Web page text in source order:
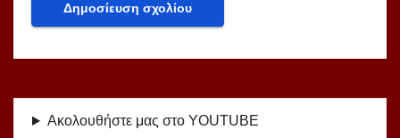
Ακολουθήστε μας στο YOUTUBE